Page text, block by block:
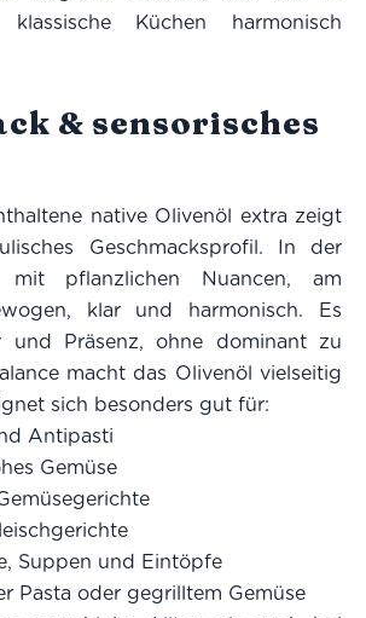
Küchen harmonisch
& sensorisches
native Olivenöl extra zeigt
Geschmacksprofil. In der
pflanzlichen Nuancen, am
klar und harmonisch. Es
und Präsenz, ohne dominant zu
macht das Olivenöl vielseitig
sich besonders gut für:
Antipasti
Gemüse
Suppen und Eintöpfe
Pasta oder gegrilltem Gemüse